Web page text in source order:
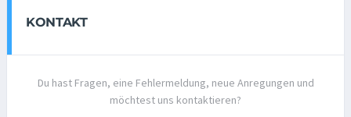
KONTAKT
Du hast Fragen, eine Fehlermeldung, neue Anregungen und
möchtest uns kontaktieren?